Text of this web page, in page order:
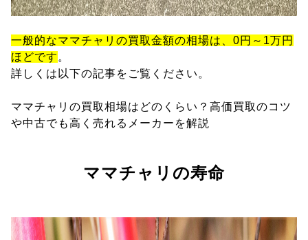
一般的なママチャリの買取金額の相場は、0円～1万円
ほどです 。
詳しくは以下の記事をご覧ください。
ママチャリの買取相場はどのくらい？高価買取のコツ
や中古でも高く売れるメーカーを解説
ママチャリの寿命